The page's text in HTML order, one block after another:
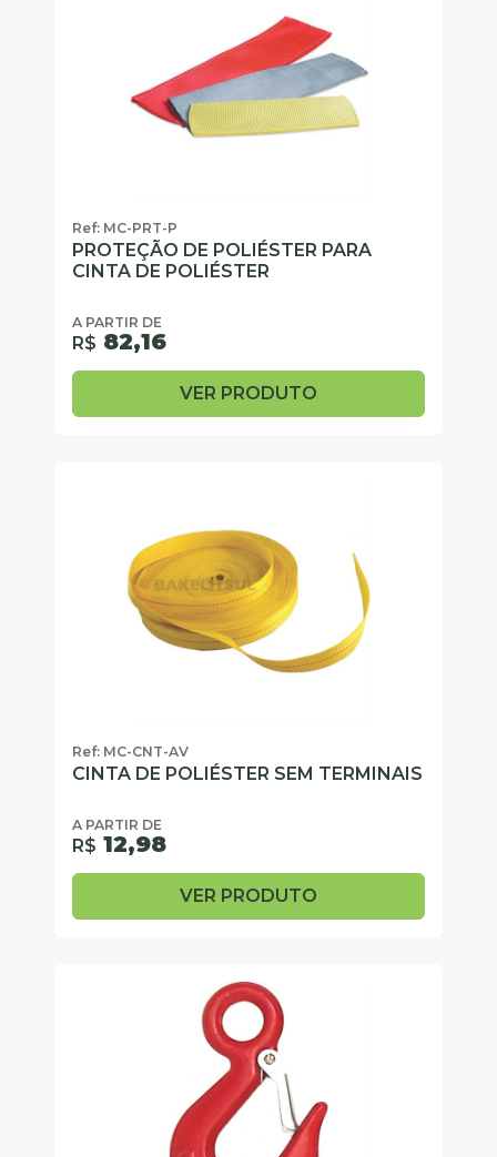
Ref: MC-PRT-P
PROTEÇÃO DE POLIÉSTER PARA
CINTA DE POLIÉSTER
A PARTIR DE
R$ 82,16
VER PRODUTO
Ref: MC-CNT-AV
CINTA DE POLIÉSTER SEM TERMINAIS
A PARTIR DE
R$ 12,98
VER PRODUTO